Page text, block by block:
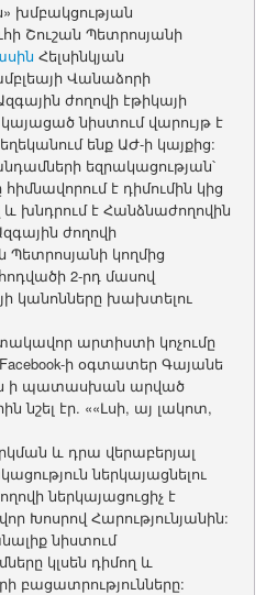
խմբակցության
Շուշան Պետրոսյանի
Հելսինկյան
Վանաձորի
ժողովի էթիկայի
նիստում վարույթ է
ենք ԱԺ-ի կայքից:
եզրակացության՝
է դիմումին կից
և խնդրում է Հանձնաժողովին
ժողովի
կողմից
2-րդ մասով
կանոնները խախտելու
արտիստի կոչումը
ի օգտատեր Գայանե
ի պատասխան արված
նշել էր. ««Լսի, այ լակոտ,
և դրա վերաբերյալ
ներկայացնելու
ներկայացուցիչ է
Խոսրով Հարությունյանին:
նիստում
կլսեն դիմող և
բացատրությունները: